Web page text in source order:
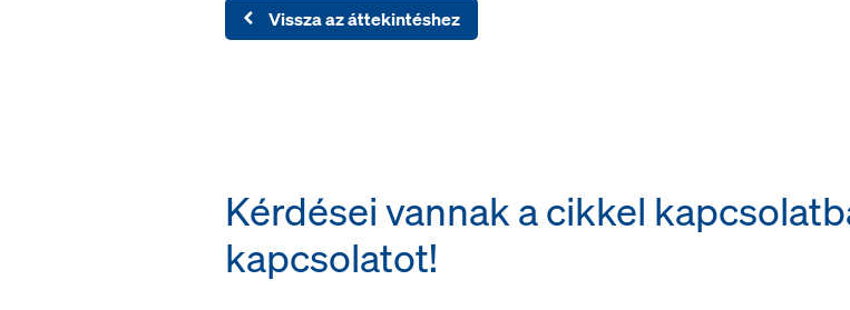
Vissza az áttekintéshez
Kérdései vannak a cikkel
kapcsolatot!